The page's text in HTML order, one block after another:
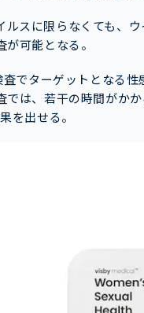
ルスに限らなくても、
可能となる。
でターゲットとなる性
では、若干の時間がか
を出せる。